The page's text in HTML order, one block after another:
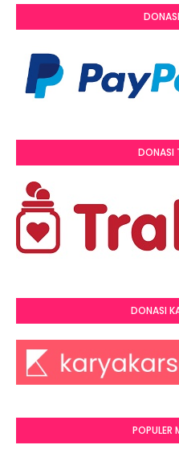
DONASI
DONASI
POPULER